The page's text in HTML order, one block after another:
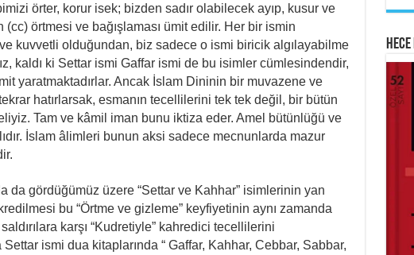
örter, korur isek; bizden sadır olabilecek ayıp, kusur ve
(cc) örtmesi ve bağışlaması ümit edilir. Her bir ismin
kuvvetli olduğundan, biz sadece o ismi biricik algılayabilme
kaldı ki Settar ismi Gaffar ismi de bu isimler cümlesindendir,
yaratmaktadırlar. Ancak İslam Dininin bir muvazene ve
hatırlarsak, esmanın tecellilerini tek tek değil, bir bütün
Tam ve kâmil iman bunu iktiza eder. Amel bütünlüğü ve
İslam âlimleri bunun aksi sadece mecnunlarda mazur
da gördüğümüz üzere “Settar ve Kahhar” isimlerinin yan
bu “Örtme ve gizleme” keyfiyetinin aynı zamanda
karşı “Kudretiyle” kahredici tecellilerini
Settar ismi dua kitaplarında “ Gaffar, Kahhar, Cebbar, Sabbar,